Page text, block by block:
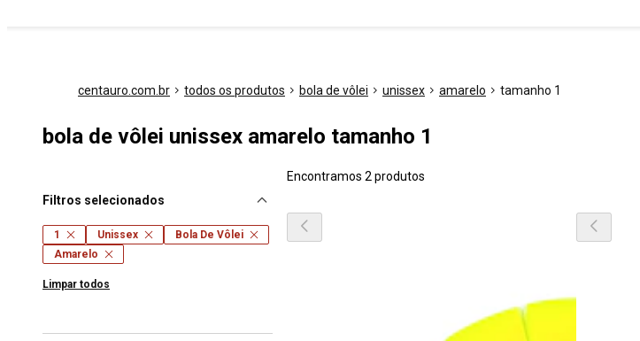
centauro.com.br todos os produtos bola de vôlei unissex amarelo tamanho 1
bola de vôlei unissex amarelo tamanho 1
Filtros selecionados
1 Unissex
Bola De Vôlei
Amarelo
Limpar todos
Encontramos 2 produtos